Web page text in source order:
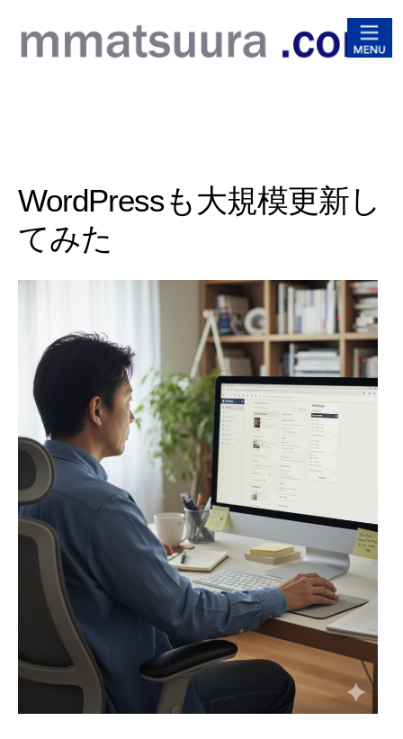
松
WordPressも大規模更新し
てみた